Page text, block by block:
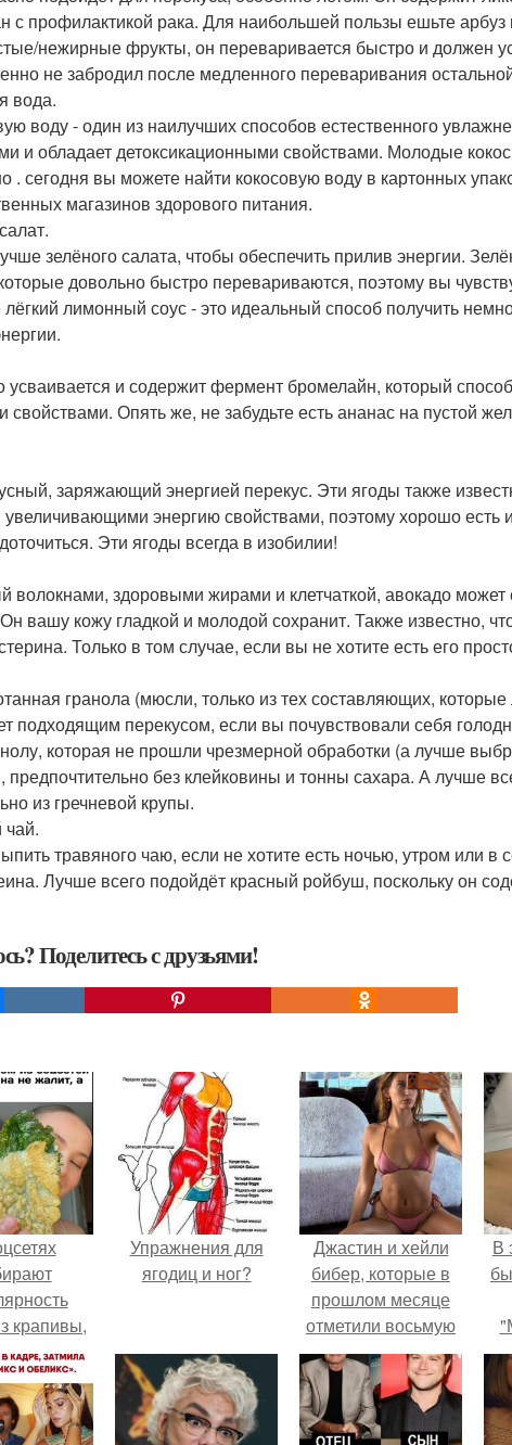
с профилактикой рака. Для наибольшей пользы ешьте арбуз
нежирные фрукты, он переваривается быстро и должен
не забродил после медленного переваривания
вода.
воду - один из наилучших способов естественного
и обладает детоксикационными свойствами. Молодые
. сегодня вы можете найти кокосовую воду в картонных
магазинов здорового питания.
зелёного салата, чтобы обеспечить прилив энергии.
довольно быстро перевариваются, поэтому вы
лимонный соус - это идеальный способ получить
усваивается и содержит фермент бромелайн, который
Опять же, не забудьте есть ананас на пустой
заряжающий энергией перекус. Эти ягоды также
увеличивающими энергию свойствами, поэтому хорошо есть
Эти ягоды всегда в изобилии!
волокнами, здоровыми жирами и клетчаткой, авокадо может
вашу кожу гладкой и молодой сохранит. Также известно,
Только в том случае, если вы не хотите есть его
гранола (мюсли, только из тех составляющих,
подходящим перекусом, если вы почувствовали себя
которая не прошли чрезмерной обработки (а лучше
предпочтительно без клейковины и тонны сахара. А лучше
из гречневой крупы.
чай.
травяного чаю, если не хотите есть ночью, утром или в
Лучше всего подойдёт красный ройбуш, поскольку он
Поделитесь с друзьями!
крапивы,
в
Упражнения для
ягодиц и ног?
Джастин и хейли
бибер, которые в
прошлом месяце
отметили восьмую
годовщину
помолвки, показали
новые фото с
совместного
В